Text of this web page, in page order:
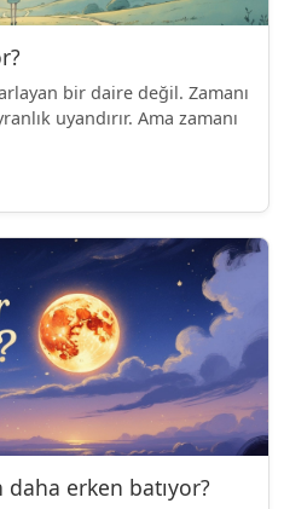
bir daire değil. Zamanı
uyandırır. Ama zamanı
daha erken batıyor?